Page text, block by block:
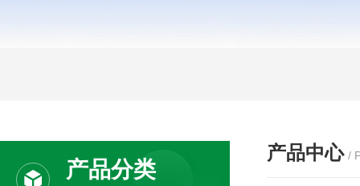
产品中心 /
产品分类